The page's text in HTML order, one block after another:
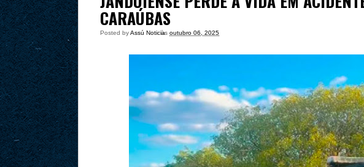
CARAÚBAS
Posted byAssú Noticia
às outubro 06, 2025